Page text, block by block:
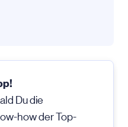
Du die
how der Top-